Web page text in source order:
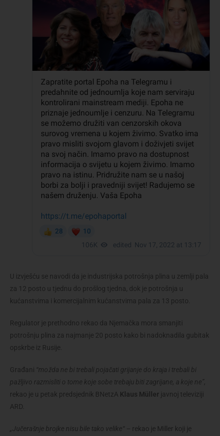
U izvješću se navodi da je industrijska potrošnja plina u zemlji pala
za 12 posto u tjednu do prošlog tjedna, dok je potrošnja u
kućanstvima i komercijalnim kućanstvima pala za 13 posto.
Regulator je prethodno rekao da Njemačka mora smanjiti
potrošnju plina za najmanje 20 posto kako bi nadoknadila gubitak
opskrbe iz Rusije.
Građani “možda ne bi trebali pojačati grijanje do kraja i trebali bi
pažljivo razmisliti o tome koje sobe trebaju biti zagrijane, a koje ne”,
rekao je u petak predsjednik BNetzA Klaus Müller javnoj televiziji
ARD.
„Jučerašnje brojke nisu bile tako velike“ – rekao je Miller koji je